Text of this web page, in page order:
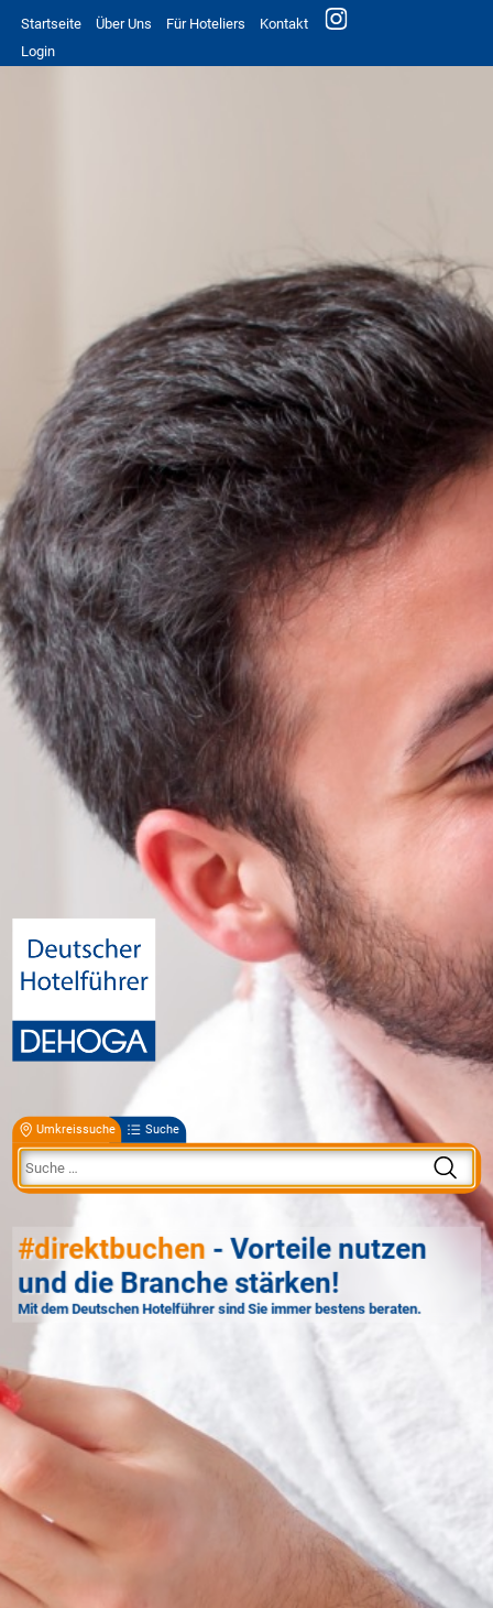
Startseite Über Uns Für Hoteliers
Kontakt
Login
Umkreissuche Suche
#direktbuchen - Vorteile nutzen
und die Branche stärken!
Mit dem Deutschen Hotelführer sind Sie immer bestens beraten.